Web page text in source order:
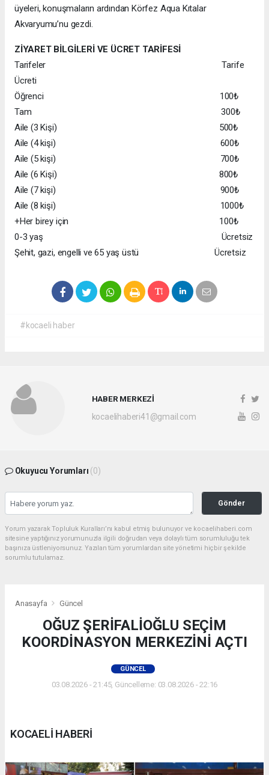
üyeleri, konuşmaların ardından Körfez Aqua Kıtalar
Akvaryumu’nu gezdi.
ZİYARET BİLGİLERİ VE ÜCRET TARİFESİ
Tarifeler Tarife
Ücreti
Öğrenci 100₺
Tam 300₺
Aile (3 Kişi) 500₺
Aile (4 kişi) 600₺
Aile (5 kişi) 700₺
Aile (6 Kişi) 800₺
Aile (7 kişi) 900₺
Aile (8 kişi) 1000₺
+Her birey için 100₺
0-3 yaş Ücretsiz
Şehit, gazi, engelli ve 65 yaş üstü Ücretsiz
#kocaeli haber
HABER MERKEZİ
kocaelihaberi41@gmail.com
Okuyucu Yorumları (0)
Gönder
Yorum yazarak Topluluk Kuralları’nı kabul etmiş bulunuyor ve kocaelihaberi.com
sitesine yaptığınız yorumunuzla ilgili doğrudan veya dolaylı tüm sorumluluğu tek
başınıza üstleniyorsunuz. Yazılan tüm yorumlardan site yönetimi hiçbir şekilde
sorumlu tutulamaz.
Anasayfa Güncel
OĞUZ ŞERİFALİOĞLU SEÇİM
KOORDİNASYON MERKEZİNİ AÇTI
GÜNCEL
03.08.2026 - 21:45, Güncelleme: 03.08.2026 - 22:16
KOCAELİ HABERİ